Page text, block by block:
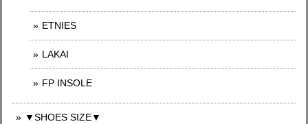
ETNIES
LAKAI
FP INSOLE
▼SHOES SIZE▼